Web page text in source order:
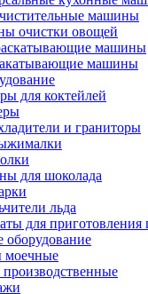
машины
очистки овощей
машины
машины
для коктейлей
и граниторы
для шоколада
льда
для приготовления
оборудование
моечные